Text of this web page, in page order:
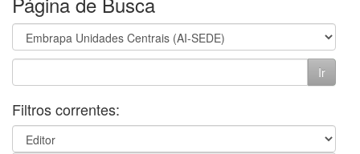
Filtros correntes: